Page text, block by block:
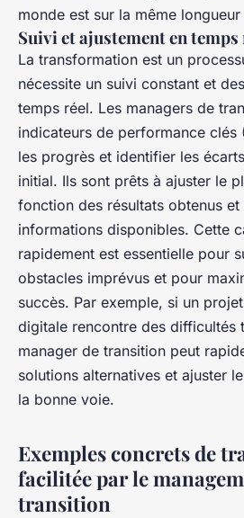
monde est sur la même
Suivi et ajustement en temps
La transformation est un
nécessite un suivi constant et
temps réel. Les managers de
indicateurs de performance clés
les progrès et identifier les
initial. Ils sont prêts à ajuster le
fonction des résultats obtenus et
informations disponibles. Cette
rapidement est essentielle pour
obstacles imprévus et pour
succès. Par exemple, si un
digitale rencontre des difficultés
manager de transition peut
solutions alternatives et ajuster
la bonne voie.
Exemples concrets de
facilitée par le
transition